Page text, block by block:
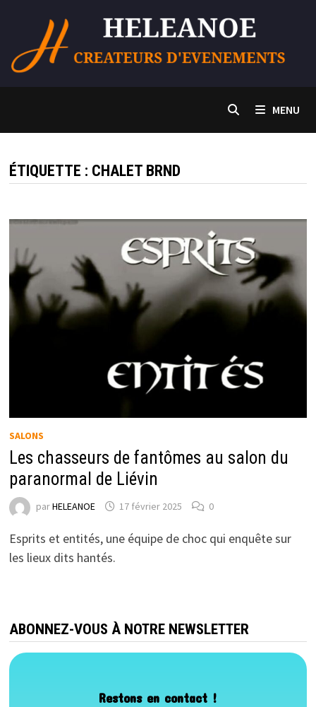
contenu
MENU
ÉTIQUETTE : CHALET BRND
SALONS
Les chasseurs de fantômes au salon du
paranormal de Liévin
parHELEANOE 17 février 2025 0
Esprits et entités, une équipe de choc qui enquête sur
les lieux dits hantés.
ABONNEZ-VOUS À NOTRE NEWSLETTER
Restons en contact !